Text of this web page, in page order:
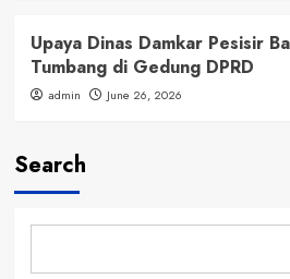
Upaya Dinas Damkar Pesisir
Tumbang di Gedung DPRD
admin June 26, 2026
Search